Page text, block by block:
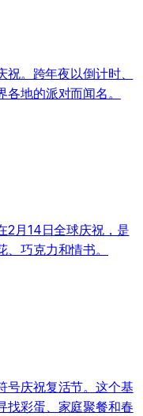
。跨年夜以倒计时、
地的派对而闻名。
2月14日全球庆祝，是
巧克力和情书。
号庆祝复活节。这个基
找彩蛋、家庭聚餐和春